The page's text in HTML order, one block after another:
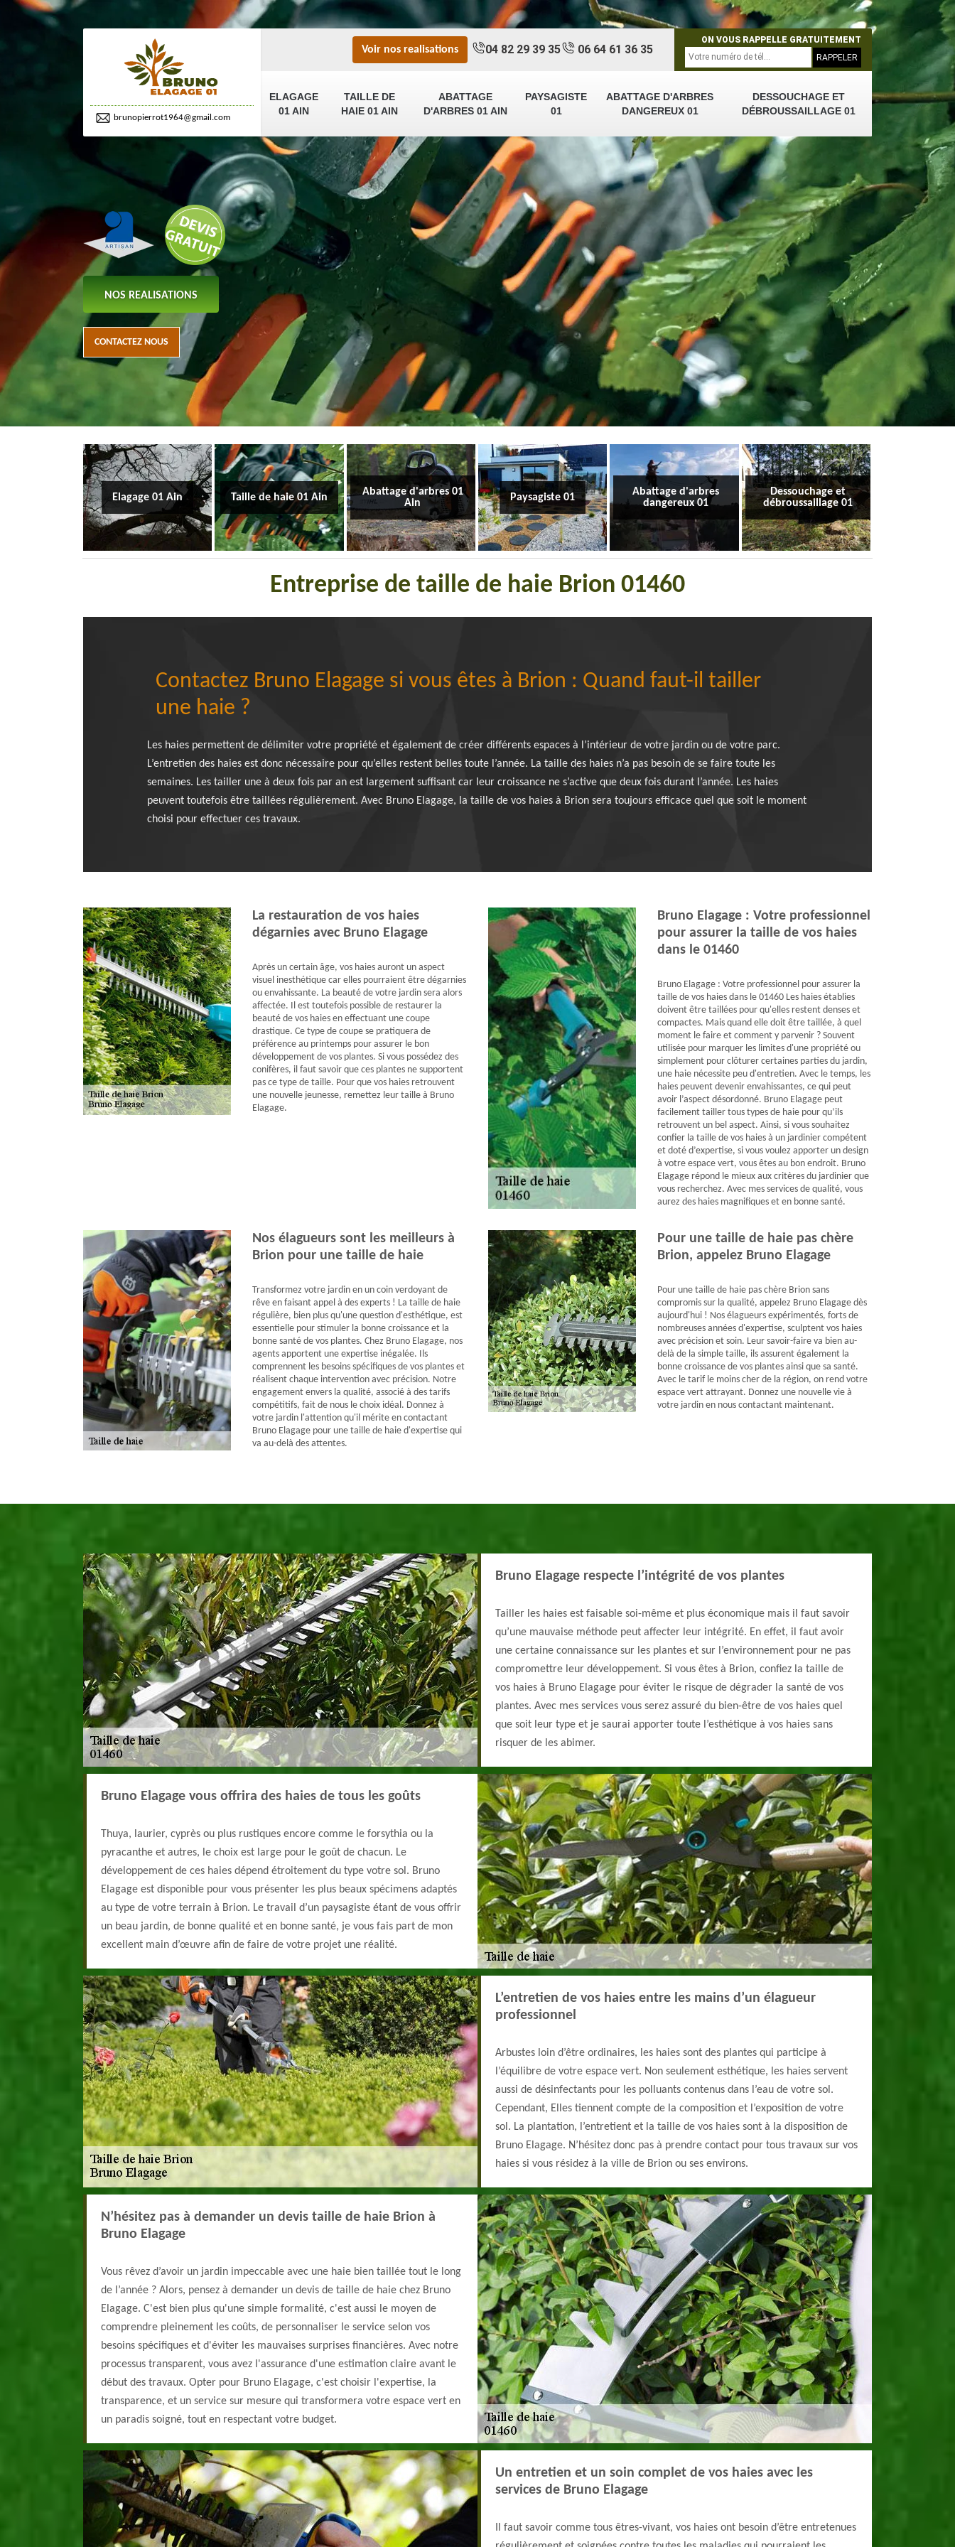
brunopierrot1964@gmail.com
ELAGAGE
01 AIN
TAILLE DE
HAIE 01 AIN
ABATTAGE
D'ARBRES 01 AIN
PAYSAGISTE
01
ABATTAGE D'ARBRES
DANGEREUX 01
DESSOUCHAGE ET
DÉBROUSSAILLAGE 01
Voir nos realisations 04 82 29 39 35 06 64 61 36 35
ON VOUS RAPPELLE GRATUITEMENT
NOS REALISATIONS
CONTACTEZ NOUS
Elagage 01 Ain Taille de haie 01 Ain
Abattage d'arbres 01
Ain
Paysagiste 01
Abattage d'arbres
dangereux 01
Dessouchage et
débroussaillage 01
Entreprise de taille de haie Brion 01460
Contactez Bruno Elagage si vous êtes à Brion : Quand faut-il tailler
une haie ?
Les haies permettent de délimiter votre propriété et également de créer différents espaces à l’intérieur de votre jardin ou de votre parc.
L’entretien des haies est donc nécessaire pour qu’elles restent belles toute l’année. La taille des haies n’a pas besoin de se faire toute les
semaines. Les tailler une à deux fois par an est largement suffisant car leur croissance ne s’active que deux fois durant l’année. Les haies
peuvent toutefois être taillées régulièrement. Avec Bruno Elagage, la taille de vos haies à Brion sera toujours efficace quel que soit le moment
choisi pour effectuer ces travaux.
La restauration de vos haies
dégarnies avec Bruno Elagage
Après un certain âge, vos haies auront un aspect
visuel inesthétique car elles pourraient être dégarnies
ou envahissante. La beauté de votre jardin sera alors
affectée. Il est toutefois possible de restaurer la
beauté de vos haies en effectuant une coupe
drastique. Ce type de coupe se pratiquera de
préférence au printemps pour assurer le bon
développement de vos plantes. Si vous possédez des
conifères, il faut savoir que ces plantes ne supportent
pas ce type de taille. Pour que vos haies retrouvent
une nouvelle jeunesse, remettez leur taille à Bruno
Elagage.
Bruno Elagage : Votre professionnel
pour assurer la taille de vos haies
dans le 01460
Bruno Elagage : Votre professionnel pour assurer la
taille de vos haies dans le 01460 Les haies établies
doivent être taillées pour qu'elles restent denses et
compactes. Mais quand elle doit être taillée, à quel
moment le faire et comment y parvenir ? Souvent
utilisée pour marquer les limites d'une propriété ou
simplement pour clôturer certaines parties du jardin,
une haie nécessite peu d'entretien. Avec le temps, les
haies peuvent devenir envahissantes, ce qui peut
avoir l’aspect désordonné. Bruno Elagage peut
facilement tailler tous types de haie pour qu’ils
retrouvent un bel aspect. Ainsi, si vous souhaitez
confier la taille de vos haies à un jardinier compétent
et doté d’expertise, si vous voulez apporter un design
à votre espace vert, vous êtes au bon endroit. Bruno
Elagage répond le mieux aux critères du jardinier que
vous recherchez. Avec mes services de qualité, vous
aurez des haies magnifiques et en bonne santé.
Nos élagueurs sont les meilleurs à
Brion pour une taille de haie
Transformez votre jardin en un coin verdoyant de
rêve en faisant appel à des experts ! La taille de haie
régulière, bien plus qu'une question d'esthétique, est
essentielle pour stimuler la bonne croissance et la
bonne santé de vos plantes. Chez Bruno Elagage, nos
agents apportent une expertise inégalée. Ils
comprennent les besoins spécifiques de vos plantes et
réalisent chaque intervention avec précision. Notre
engagement envers la qualité, associé à des tarifs
compétitifs, fait de nous le choix idéal. Donnez à
votre jardin l'attention qu'il mérite en contactant
Bruno Elagage pour une taille de haie d'expertise qui
va au-delà des attentes.
Pour une taille de haie pas chère
Brion, appelez Bruno Elagage
Pour une taille de haie pas chère Brion sans
compromis sur la qualité, appelez Bruno Elagage dès
aujourd'hui ! Nos élagueurs expérimentés, forts de
nombreuses années d'expertise, sculptent vos haies
avec précision et soin. Leur savoir-faire va bien au-
delà de la simple taille, ils assurent également la
bonne croissance de vos plantes ainsi que sa santé.
Avec le tarif le moins cher de la région, on rend votre
espace vert attrayant. Donnez une nouvelle vie à
votre jardin en nous contactant maintenant.
Bruno Elagage respecte l’intégrité de vos plantes
Tailler les haies est faisable soi-même et plus économique mais il faut savoir
qu’une mauvaise méthode peut affecter leur intégrité. En effet, il faut avoir
une certaine connaissance sur les plantes et sur l’environnement pour ne pas
compromettre leur développement. Si vous êtes à Brion, confiez la taille de
vos haies à Bruno Elagage pour éviter le risque de dégrader la santé de vos
plantes. Avec mes services vous serez assuré du bien-être de vos haies quel
que soit leur type et je saurai apporter toute l’esthétique à vos haies sans
risquer de les abimer.
Bruno Elagage vous offrira des haies de tous les goûts
Thuya, laurier, cyprès ou plus rustiques encore comme le forsythia ou la
pyracanthe et autres, le choix est large pour le goût de chacun. Le
développement de ces haies dépend étroitement du type votre sol. Bruno
Elagage est disponible pour vous présenter les plus beaux spécimens adaptés
au type de votre terrain à Brion. Le travail d’un paysagiste étant de vous offrir
un beau jardin, de bonne qualité et en bonne santé, je vous fais part de mon
excellent main d’œuvre afin de faire de votre projet une réalité.
L’entretien de vos haies entre les mains d’un élagueur
professionnel
Arbustes loin d’être ordinaires, les haies sont des plantes qui participe à
l’équilibre de votre espace vert. Non seulement esthétique, les haies servent
aussi de désinfectants pour les polluants contenus dans l’eau de votre sol.
Cependant, Elles tiennent compte de la composition et l’exposition de votre
sol. La plantation, l’entretient et la taille de vos haies sont à la disposition de
Bruno Elagage. N’hésitez donc pas à prendre contact pour tous travaux sur vos
haies si vous résidez à la ville de Brion ou ses environs.
N’hésitez pas à demander un devis taille de haie Brion à
Bruno Elagage
Vous rêvez d’avoir un jardin impeccable avec une haie bien taillée tout le long
de l’année ? Alors, pensez à demander un devis de taille de haie chez Bruno
Elagage. C'est bien plus qu'une simple formalité, c'est aussi le moyen de
comprendre pleinement les coûts, de personnaliser le service selon vos
besoins spécifiques et d'éviter les mauvaises surprises financières. Avec notre
processus transparent, vous avez l'assurance d'une estimation claire avant le
début des travaux. Opter pour Bruno Elagage, c'est choisir l'expertise, la
transparence, et un service sur mesure qui transformera votre espace vert en
un paradis soigné, tout en respectant votre budget.
Un entretien et un soin complet de vos haies avec les
services de Bruno Elagage
Il faut savoir comme tous êtres-vivant, vos haies ont besoin d’être entretenues